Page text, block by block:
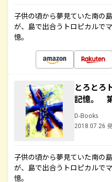
子供の頃から夢見ていた南の
が、島で出合うトロピカルで
憶。
とろとろ
記憶。
D-Books
2018.07.26
子供の頃から夢見ていた南の
が、島で出合うトロピカルで
憶。